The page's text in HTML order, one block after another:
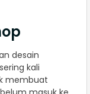
desain
kali
membuat